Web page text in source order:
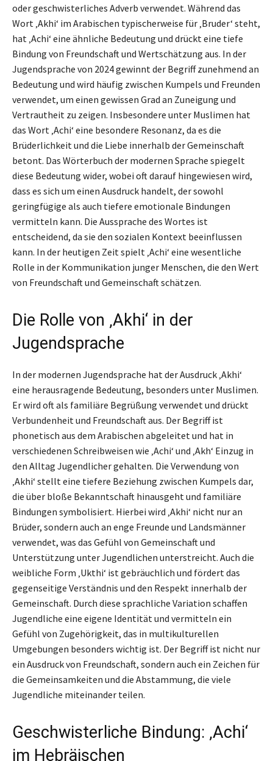
oder geschwisterliches Adverb verwendet. Während das
Wort ‚Akhi‘ im Arabischen typischerweise für ‚Bruder‘ steht,
hat ‚Achi‘ eine ähnliche Bedeutung und drückt eine tiefe
Bindung von Freundschaft und Wertschätzung aus. In der
Jugendsprache von 2024 gewinnt der Begriff zunehmend an
Bedeutung und wird häufig zwischen Kumpels und Freunden
verwendet, um einen gewissen Grad an Zuneigung und
Vertrautheit zu zeigen. Insbesondere unter Muslimen hat
das Wort ‚Achi‘ eine besondere Resonanz, da es die
Brüderlichkeit und die Liebe innerhalb der Gemeinschaft
betont. Das Wörterbuch der modernen Sprache spiegelt
diese Bedeutung wider, wobei oft darauf hingewiesen wird,
dass es sich um einen Ausdruck handelt, der sowohl
geringfügige als auch tiefere emotionale Bindungen
vermitteln kann. Die Aussprache des Wortes ist
entscheidend, da sie den sozialen Kontext beeinflussen
kann. In der heutigen Zeit spielt ‚Achi‘ eine wesentliche
Rolle in der Kommunikation junger Menschen, die den Wert
von Freundschaft und Gemeinschaft schätzen.
Die Rolle von ‚Akhi‘ in der
Jugendsprache
In der modernen Jugendsprache hat der Ausdruck ‚Akhi‘
eine herausragende Bedeutung, besonders unter Muslimen.
Er wird oft als familiäre Begrüßung verwendet und drückt
Verbundenheit und Freundschaft aus. Der Begriff ist
phonetisch aus dem Arabischen abgeleitet und hat in
verschiedenen Schreibweisen wie ‚Achi‘ und ‚Akh‘ Einzug in
den Alltag Jugendlicher gehalten. Die Verwendung von
‚Akhi‘ stellt eine tiefere Beziehung zwischen Kumpels dar,
die über bloße Bekanntschaft hinausgeht und familiäre
Bindungen symbolisiert. Hierbei wird ‚Akhi‘ nicht nur an
Brüder, sondern auch an enge Freunde und Landsmänner
verwendet, was das Gefühl von Gemeinschaft und
Unterstützung unter Jugendlichen unterstreicht. Auch die
weibliche Form ‚Ukthi‘ ist gebräuchlich und fördert das
gegenseitige Verständnis und den Respekt innerhalb der
Gemeinschaft. Durch diese sprachliche Variation schaffen
Jugendliche eine eigene Identität und vermitteln ein
Gefühl von Zugehörigkeit, das in multikulturellen
Umgebungen besonders wichtig ist. Der Begriff ist nicht nur
ein Ausdruck von Freundschaft, sondern auch ein Zeichen für
die Gemeinsamkeiten und die Abstammung, die viele
Jugendliche miteinander teilen.
Geschwisterliche Bindung: ‚Achi‘
im Hebräischen